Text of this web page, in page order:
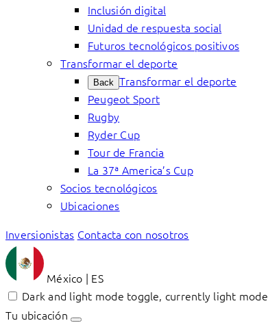
Inclusión digital
Unidad de respuesta social
Futuros tecnológicos positivos
Transformar el deporte
Back Transformar el deporte
Peugeot Sport
Rugby
Ryder Cup
Tour de Francia
La 37ª America’s Cup
Socios tecnológicos
Ubicaciones
Inversionistas Contacta con nosotros
México | ES
Dark and light mode toggle, currently light mode
Tu ubicación